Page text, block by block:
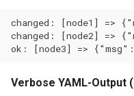
Verbose YAML-Output